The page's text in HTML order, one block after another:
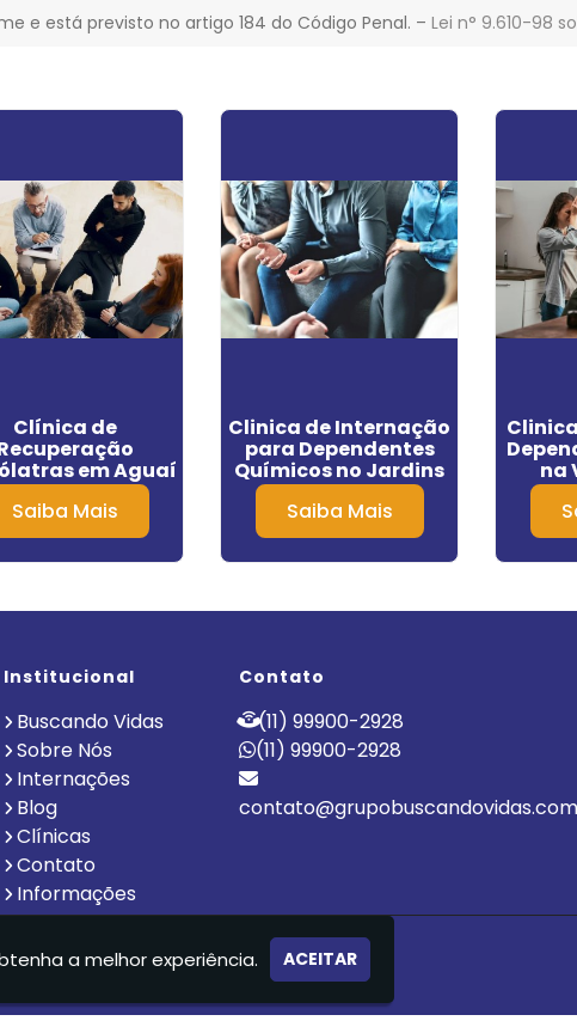
e está previsto no artigo 184 do Código Penal. –Lei n° 9.610-98
Clínica de
em Aguaí
Saiba Mais
Clinica de Internação
para Dependentes
Químicos no Jardins
Saiba Mais
na
Institucional
Buscando Vidas
Sobre Nós
Internações
Blog
Clínicas
Contato
Informações
Contato
(11) 99900-2928
(11) 99900-2928
- CLÍNICA DE RECUPERAÇÃO
a melhor experiência. ACEITAR